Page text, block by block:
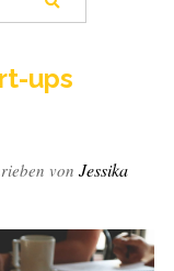
ups
von Jessika